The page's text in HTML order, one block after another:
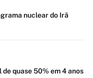
nuclear do Irã
quase 50% em 4 anos